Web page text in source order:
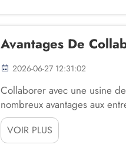
Avantages De
2026-06-27 12:31:02
Collaborer avec une usine
nombreux avantages aux
ce domaine. Lorsque vous
vous pouvez obtenir des
VOIR PLUS